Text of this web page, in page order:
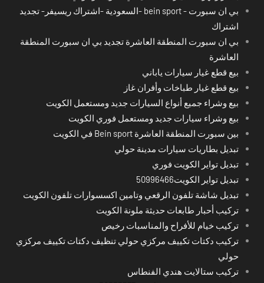
بي ان سبورت - bein sport -السعودية -اشتراك ريسيفر- تجديد
اشتراك
بي ان سبورت المنطقة العاشرة تجديد بي ان سبورت المنطقة
العاشرة
بيع قطع غيار سيارات ياباني
بيع قطع غيار طباخات وأفران غاز
بيع وشراء جميع أنواع السيارات جديد ومستعمل الكويت
بيع وشراء سيارات جديد ومستعمل فوري الكويت
بين سبورت المنطقة العاشرة Bein sport في الكويت
تبديل بطاريات سيارات مدينة حولي
تبديل تواير الكويت فوري
تبديل تواير الكويت50996466
تبديل شاشة تلفون الرقعي وتامين اكسسوارات تلفون الكويت
تركيب أحبار طابعات حديثة ملونة الكويت
تركيب خيام للأفراح والمناسبات رخيص
تركيب دكتات تكييف مركزي حولي تنظيف دكتات تكييف مركزي
حولي
تركيب ستالايت هندي الفنطاس